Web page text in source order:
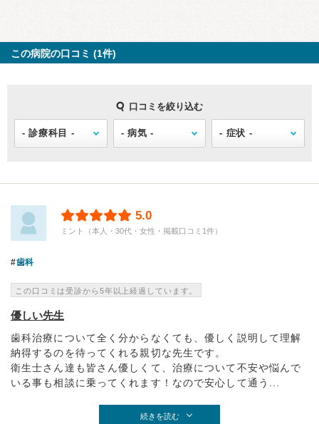
この病院の口コミ (1件)
口コミを絞り込む
5.0
ミント（本人・30代・女性・掲載口コミ1件）
歯科
この口コミは受診から5年以上経過しています。
優しい先生
歯科治療について全く分からなくても、優しく説明して理解
納得するのを待ってくれる親切な先生です。
衛生士さん達も皆さん優しくて、治療について不安や悩んで
いる事も相談に乗ってくれます！なので安心して通う...
続きを読む